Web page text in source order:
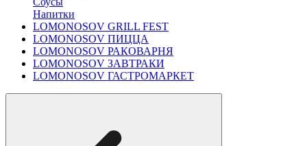
Напитки
LOMONOSOV GRILL FEST
LOMONOSOV ПИЦЦА
LOMONOSOV РАКОВАРНЯ
LOMONOSOV ЗАВТРАКИ
LOMONOSOV ГАСТРОМАРКЕТ